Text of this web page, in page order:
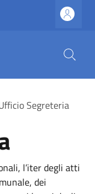
Segreteria
l’iter degli atti
dei